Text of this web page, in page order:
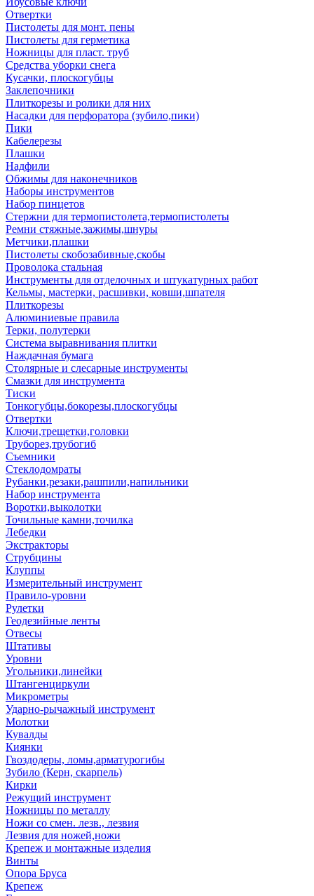
Отвертки
Пистолеты для монт. пены
Пистолеты для герметика
Ножницы для пласт. труб
Средства уборки снега
Кусачки, плоскогубцы
Заклепочники
Плиткорезы и ролики для них
Насадки для перфоратора (зубило,пики)
Пики
Кабелерезы
Плашки
Надфили
Обжимы для наконечников
Наборы инструментов
Набор пинцетов
Стержни для термопистолета,термопистолеты
Ремни стяжные,зажимы,шнуры
Метчики,плашки
Пистолеты скобозабивные,скобы
Проволока стальная
Инструменты для отделочных и штукатурных работ
Кельмы, мастерки, расшивки, ковши,шпателя
Плиткорезы
Алюминиевые правила
Терки, полутерки
Система выравнивания плитки
Наждачная бумага
Столярные и слесарные инструменты
Смазки для инструмента
Тиски
Тонкогубцы,бокорезы,плоскогубцы
Отвертки
Ключи,трещетки,головки
Труборез,трубогиб
Съемники
Стеклодомраты
Рубанки,резаки,рашпили,напильники
Набор инструмента
Воротки,выколотки
Точильные камни,точилка
Лебедки
Экстракторы
Струбцины
Клуппы
Измерительный инструмент
Правило-уровни
Рулетки
Геодезийные ленты
Отвесы
Штативы
Уровни
Угольники,линейки
Штангенциркули
Микрометры
Ударно-рычажный инструмент
Молотки
Кувалды
Киянки
Гвоздодеры, ломы,арматурогибы
Зубило (Керн, скарпель)
Кирки
Режущий инструмент
Ножницы по металлу
Ножи со смен. лезв., лезвия
Лезвия для ножей,ножи
Крепеж и монтажные изделия
Винты
Опора Бруса
Крепеж